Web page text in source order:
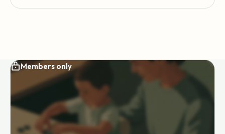
unterstützen – ohne selbst daran zu zerbrechen?
Members only